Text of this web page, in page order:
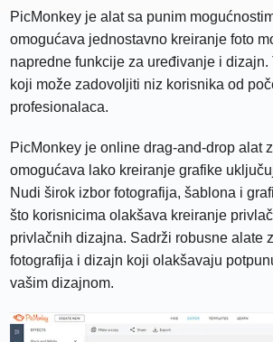
PicMonkey je alat sa punim
omogućava jednostavno kreiranje foto
napredne funkcije za uređivanje i dizajn.
koji može zadovoljiti niz korisnika od
profesionalaca.
PicMonkey je online drag-and-drop alat
omogućava lako kreiranje grafike
Nudi širok izbor fotografija, šablona i
što korisnicima olakšava kreiranje
privlačnih dizajna. Sadrži robusne alate
fotografija i dizajn koji olakšavaju
vašim dizajnom.